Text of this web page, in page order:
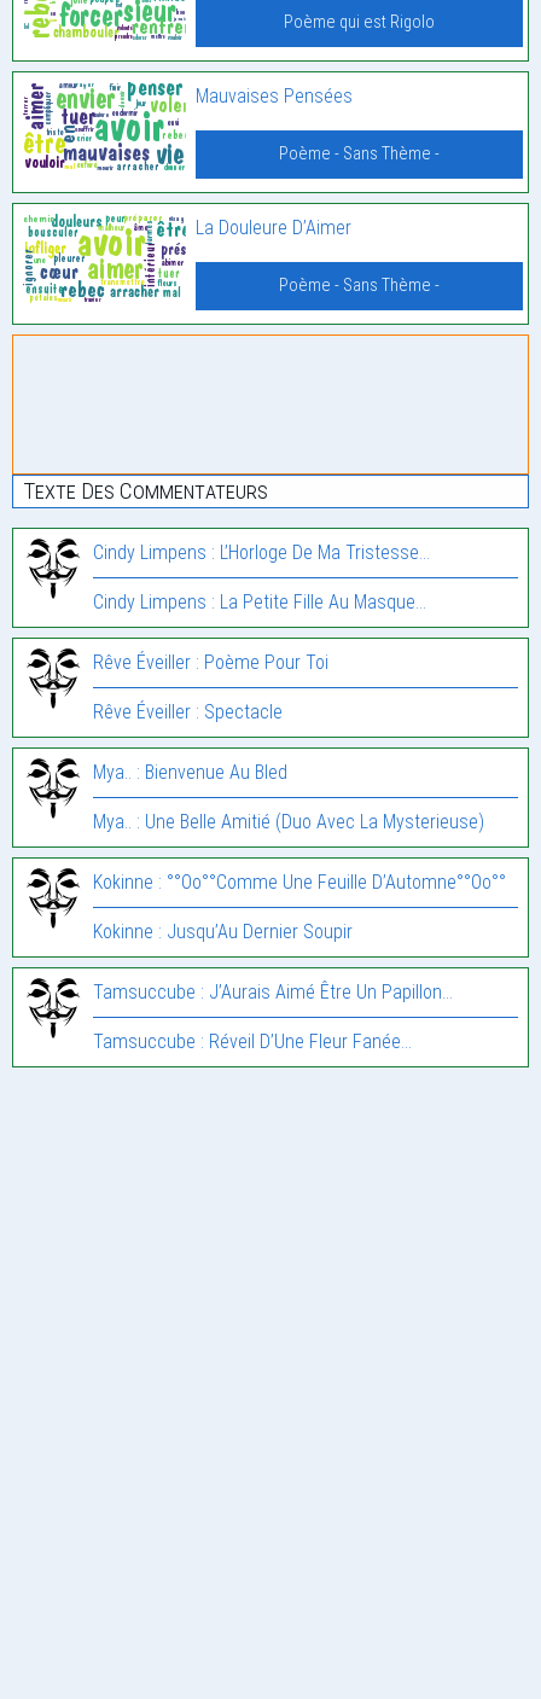
Poème qui est Rigolo
Mauvaises Pensées
Poème - Sans Thème -
La Douleure D’Aimer
Poème - Sans Thème -
Texte Des Commentateurs
Cindy Limpens : L’Horloge De Ma Tristesse…
Cindy Limpens : La Petite Fille Au Masque…
Rêve Éveiller : Poème Pour Toi
Rêve Éveiller : Spectacle
Mya.. : Bienvenue Au Bled
Mya.. : Une Belle Amitié (Duo Avec La Mysterieuse)
Kokinne : °°Oo°°Comme Une Feuille D’Automne°°Oo°°
Kokinne : Jusqu’Au Dernier Soupir
Tamsuccube : J’Aurais Aimé Être Un Papillon…
Tamsuccube : Réveil D’Une Fleur Fanée…